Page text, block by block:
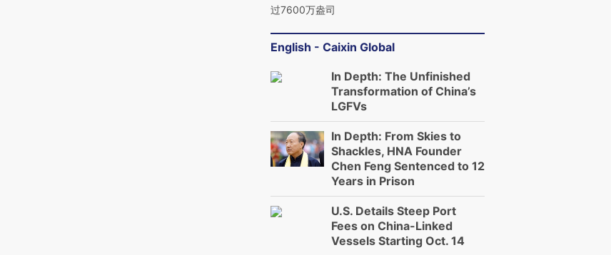
过7600万盎司
English - Caixin Global
In Depth: The Unfinished
Transformation of China’s
LGFVs
In Depth: From Skies to
Shackles, HNA Founder
Chen Feng Sentenced to 12
Years in Prison
U.S. Details Steep Port
Fees on China-Linked
Vessels Starting Oct. 14